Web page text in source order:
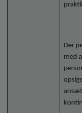
Der
med